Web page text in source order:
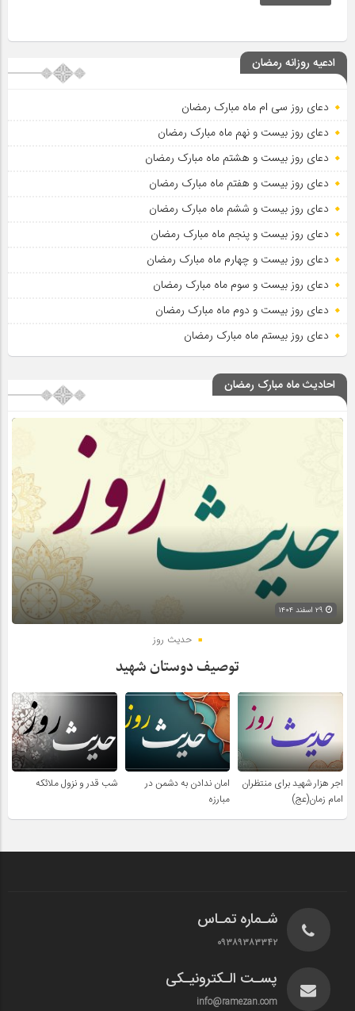
ادعیه روزانه رمضان
دعای روز سی ام ماه مبارک رمضان
دعای روز بیست و نهم ماه مبارک رمضان
دعای روز بیست و هشتم ماه مبارک رمضان
دعای روز بیست و هفتم ماه مبارک رمضان
دعای روز بیست و ششم ماه مبارک رمضان
دعای روز بیست و پنجم ماه مبارک رمضان
دعای روز بیست و چهارم ماه مبارک رمضان
دعای روز بیست و سوم ماه مبارک رمضان
دعای روز بیست و دوم ماه مبارک رمضان
دعای روز بیستم ماه مبارک رمضان
احادیث ماه مبارک رمضان
حدیث روز
توصیف دوستان شهید
اجر هزار شهید برای منتظران
امام زمان(عج)
امان ندادن به دشمن در
مبارزه
شب قدر و نزول ملائکه
شـماره تمـاس
۰۹۳۸۹۳۸۳۳۴۲
پسـت الـکترونیـکی
info@ramezan.com